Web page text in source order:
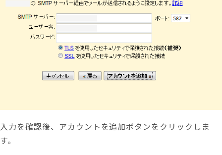
入力を確認後、アカウントを追加ボタンをクリックしま
す。